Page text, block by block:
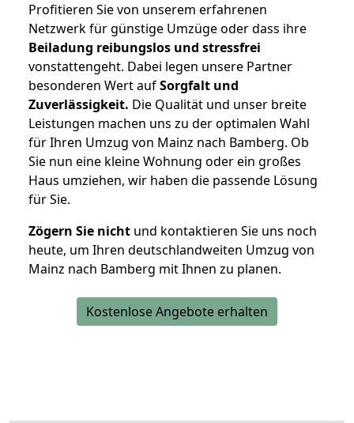
Profitieren Sie von unserem erfahrenen
Netzwerk für günstige Umzüge oder dass ihre
Beiladung reibungslos und stressfrei
vonstattengeht. Dabei legen unsere Partner
besonderen Wert aufSorgfalt und
Zuverlässigkeit. Die Qualität und unser breite
Leistungen machen uns zu der optimalen Wahl
für Ihren Umzug von Mainz nach Bamberg. Ob
Sie nun eine kleine Wohnung oder ein großes
Haus umziehen, wir haben die passende Lösung
für Sie.
Zögern Sie nicht und kontaktieren Sie uns noch
heute, um Ihren deutschlandweiten Umzug von
Mainz nach Bamberg mit Ihnen zu planen.
Kostenlose Angebote erhalten